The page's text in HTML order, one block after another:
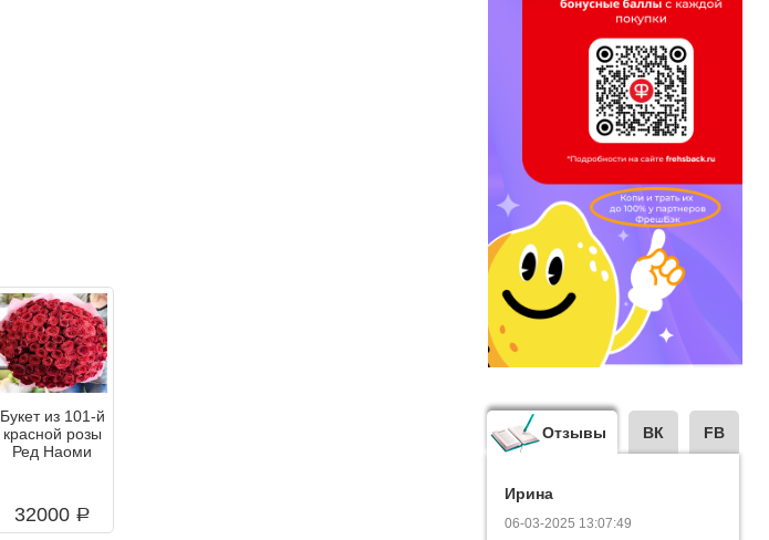
Букет из 101-й
красной розы
Ред Наоми
32000 a
Отзывы ВК FB
Ирина
06-03-2025 13:07:49